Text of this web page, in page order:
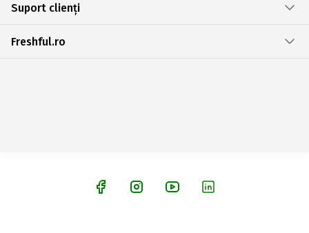
Suport clienți
Freshful.ro